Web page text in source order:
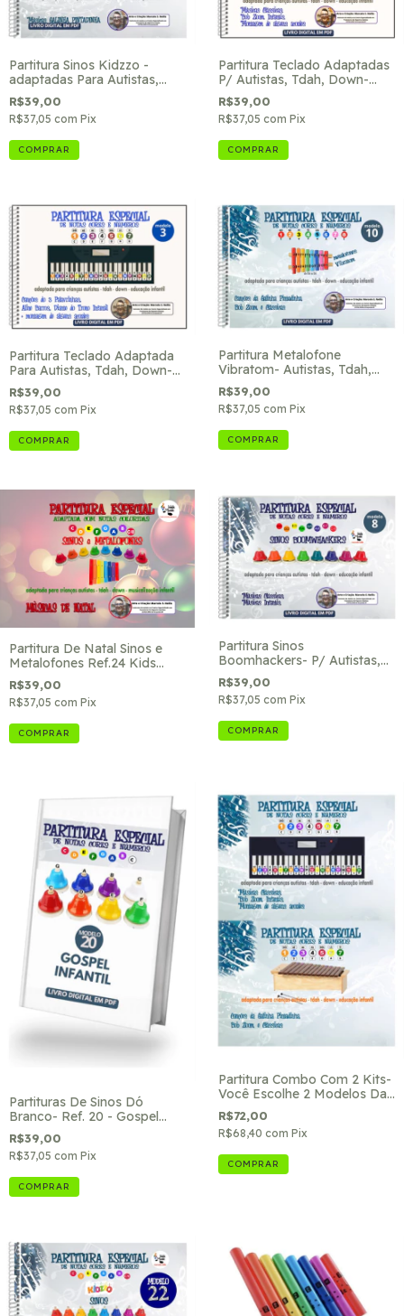
Partitura Sinos Kidzzo -
adaptadas Para Autistas,
Tdah Ref. 7
R$39,00
R$37,05 com Pix
Partitura Teclado Adaptadas
P/ Autistas, Tdah, Down-
Ref. 2
R$39,00
R$37,05 com Pix
Partitura Teclado Adaptada
Para Autistas, Tdah, Down-
Ref. 3
R$39,00
R$37,05 com Pix
Partitura Metalofone
Vibratom- Autistas, Tdah,
Down- Ref. 10
R$39,00
R$37,05 com Pix
Partitura De Natal Sinos e
Metalofones Ref.24 Kids
Music
R$39,00
R$37,05 com Pix
Partitura Sinos
Boomhackers- P/ Autistas,
Tdah, Down- Ref. 8
R$39,00
R$37,05 com Pix
Partituras De Sinos Dó
Branco- Ref. 20 - Gospel
Infantil
R$39,00
R$37,05 com Pix
Partitura Combo Com 2 Kits-
Você Escolhe 2 Modelos Da
Loja
R$72,00
R$68,40 com Pix